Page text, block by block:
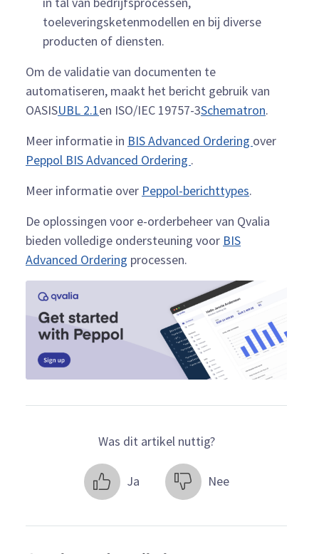
toeleveringsketenmodellen en bij diverse
producten of diensten.
Om de validatie van documenten te
automatiseren, maakt het bericht gebruik van
OASISUBL 2.1en ISO/IEC 19757-3Schematron.
Meer informatie in BIS Advanced Ordering over
Peppol BIS Advanced Ordering .
Meer informatie over Peppol-berichttypes.
De oplossingen voor e-orderbeheer van Qvalia
bieden volledige ondersteuning voor BIS
Advanced Ordering processen.
Was dit artikel nuttig?
Ja Nee